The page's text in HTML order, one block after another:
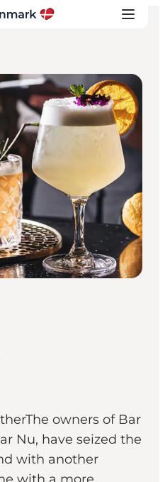
owners of Bar
Nu, have seized the
with another